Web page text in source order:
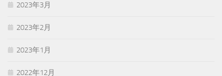
2023年3月
2023年2月
2023年1月
2022年12月